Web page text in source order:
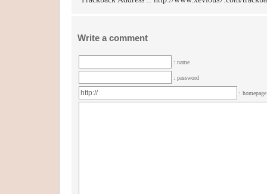
Write a comment
: name
: password
: